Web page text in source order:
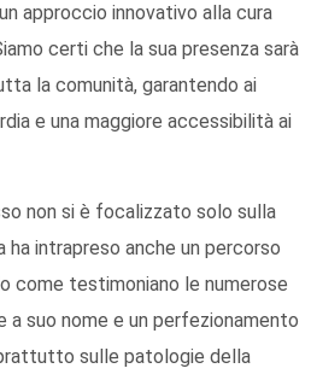
approccio innovativo alla cura
certi che la sua presenza sarà
la comunità, garantendo ai
e una maggiore accessibilità ai
non si è focalizzato solo sulla
ha intrapreso anche un percorso
come testimoniano le numerose
a suo nome e un perfezionamento
sulle patologie della